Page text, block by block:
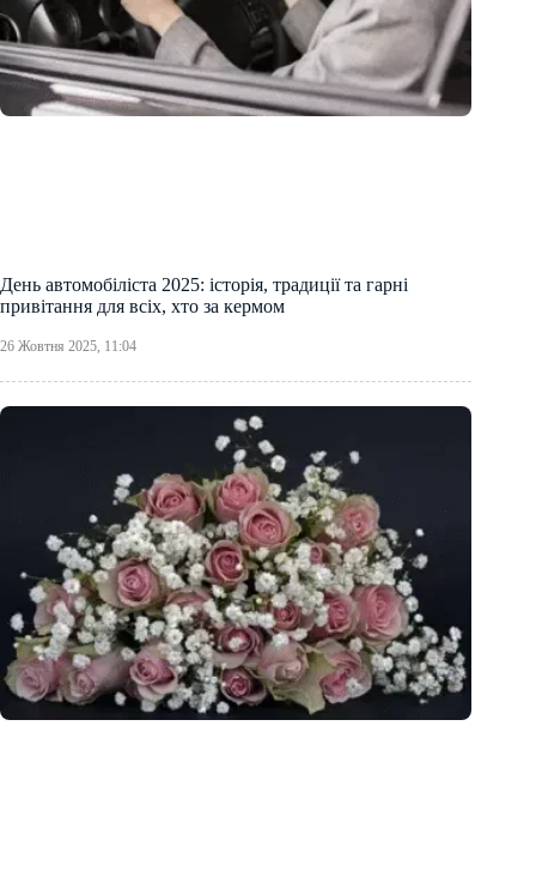
День автомобіліста 2025: історія, традиції та гарні
привітання для всіх, хто за кермом
26 Жовтня 2025, 11:04